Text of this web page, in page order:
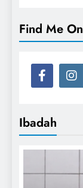
Find Me On
Ibadah